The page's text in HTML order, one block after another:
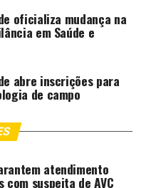
chineses
oficializa mudança na
em Saúde e
abre inscrições para
de campo
atendimento
suspeita de AVC